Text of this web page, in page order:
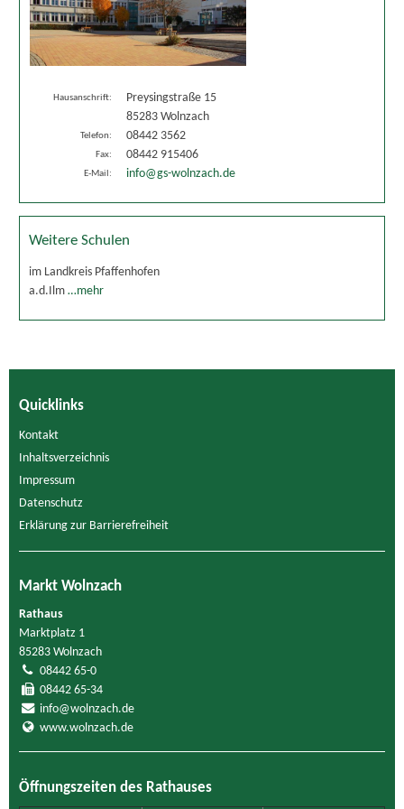
Hausanschrift:
Preysingstraße 15
85283 Wolnzach
Telefon: 08442 3562
Fax: 08442 915406
E-Mail: info@gs-wolnzach.de
Weitere Schulen
im Landkreis Pfaffenhofen
a.d.Ilm …mehr
Quicklinks
Kontakt
Inhaltsverzeichnis
Impressum
Datenschutz
Erklärung zur Barrierefreiheit
Markt Wolnzach
Rathaus
Marktplatz 1
85283 Wolnzach
08442 65-0
08442 65-34
info@wolnzach.de
www.wolnzach.de
Öffnungszeiten des Rathauses